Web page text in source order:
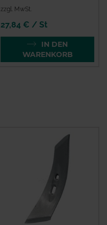
zzgl. MwSt.
27,84 € / St
IN DEN
WARENKORB